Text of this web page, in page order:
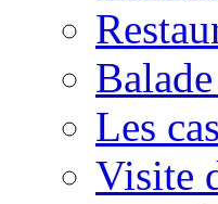
Les
Visite